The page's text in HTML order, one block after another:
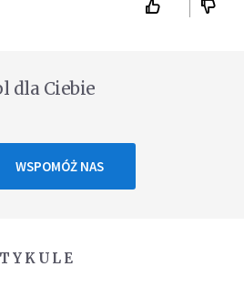
dla Ciebie
WSPOMÓŻ NAS